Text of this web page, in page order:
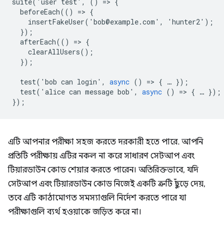
beforeEach(() => {
insertFakeUser( ' bob@example.com ' , ' hunter2' );
});
afterEach(() => {
clearAllUsers();
});
test( ' bob can login ' , async () => { … });
test( ' alice can message bob ' , async () => { … });
});
এটি আপনার পরীক্ষা সহজ করতে দরকারী হতে পারে. আপনি
প্রতিটি পরীক্ষায় এটির নকল না করে সাধারণ সেটআপ এবং
টিয়ারডাউন কোড শেয়ার করতে পারেন। অতিরিক্তভাবে, যদি
সেটআপ এবং টিয়ারডাউন কোড নিজেই একটি ত্রুটি ছুঁড়ে দেয়,
তবে এটি কাঠামোগত সমস্যাগুলি নির্দেশ করতে পারে যা
পরীক্ষাগুলি ব্যর্থ হওয়াকে জড়িত করে না।